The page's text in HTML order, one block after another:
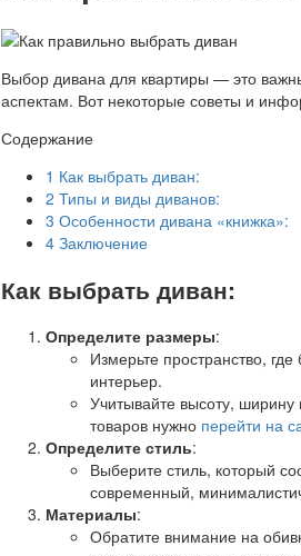
Выбор дивана для квартиры — это
аспектам. Вот некоторые советы и
Содержание
1 Как выбрать диван:
2 Типы и виды диванов:
3 Особенности дивана «книжка»:
4 Заключение
Как выбрать диван:
Определите размеры:
Измерьте пространство,
интерьер.
Учитывайте высоту, ширину
товаров нужно перейти на
Определите стиль:
Выберите стиль, который
современный,
Материалы:
Обратите внимание на